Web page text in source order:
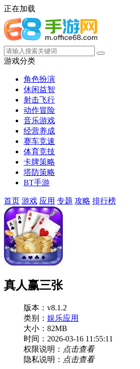
正在加载
游戏分类
角色扮演
休闲益智
射击飞行
动作冒险
音乐游戏
经营养成
赛车竞速
体育竞技
卡牌策略
塔防策略
BT手游
首页 游戏 应用 专题 攻略 排行榜
真人赢三张
版本：v8.1.2
类别： 娱乐应用
大小：82MB
时间：2026-03-16 11:55:11
权限说明： 点击查看
隐私说明： 点击查看